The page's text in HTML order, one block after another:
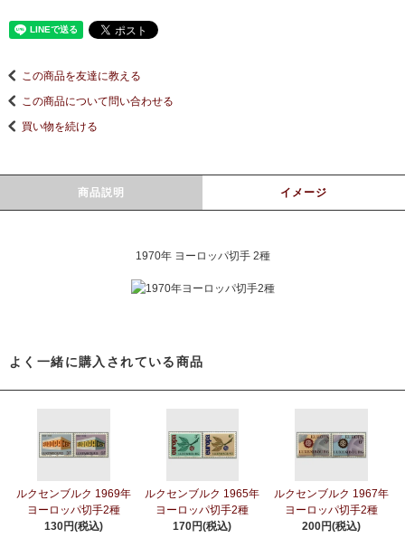
この商品を友達に教える
この商品について問い合わせる
買い物を続ける
商品説明 イメージ
1970年 ヨーロッパ切手 2種
よく一緒に購入されている商品
ルクセンブルク 1969年
ヨーロッパ切手2種
130円(税込)
ルクセンブルク 1965年
ヨーロッパ切手2種
170円(税込)
ルクセンブルク 1967年
ヨーロッパ切手2種
200円(税込)